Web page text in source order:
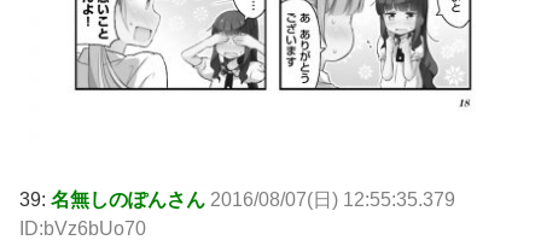
39: 名無しのぽんさん 2016/08/07(日) 12:55:35.379
ID:bVz6bUo70